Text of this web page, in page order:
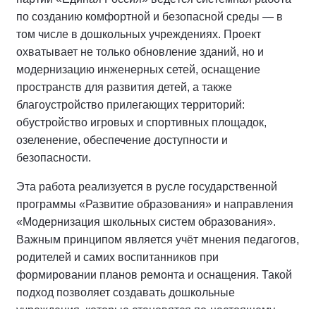
по созданию комфортной и безопасной среды — в
том числе в дошкольных учреждениях. Проект
охватывает не только обновление зданий, но и
модернизацию инженерных сетей, оснащение
пространств для развития детей, а также
благоустройство прилегающих территорий:
обустройство игровых и спортивных площадок,
озеленение, обеспечение доступности и
безопасности.
Эта работа реализуется в русле государственной
программы «Развитие образования» и направления
«Модернизация школьных систем образования».
Важным принципом является учёт мнения педагогов,
родителей и самих воспитанников при
формировании планов ремонта и оснащения. Такой
подход позволяет создавать дошкольные